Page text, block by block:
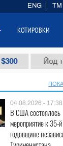
Йод
04.08.2026 - 17:38
В США состоялось
мероприятие к 35-й
годовщине
ENG TM
КОТИРОВКИ